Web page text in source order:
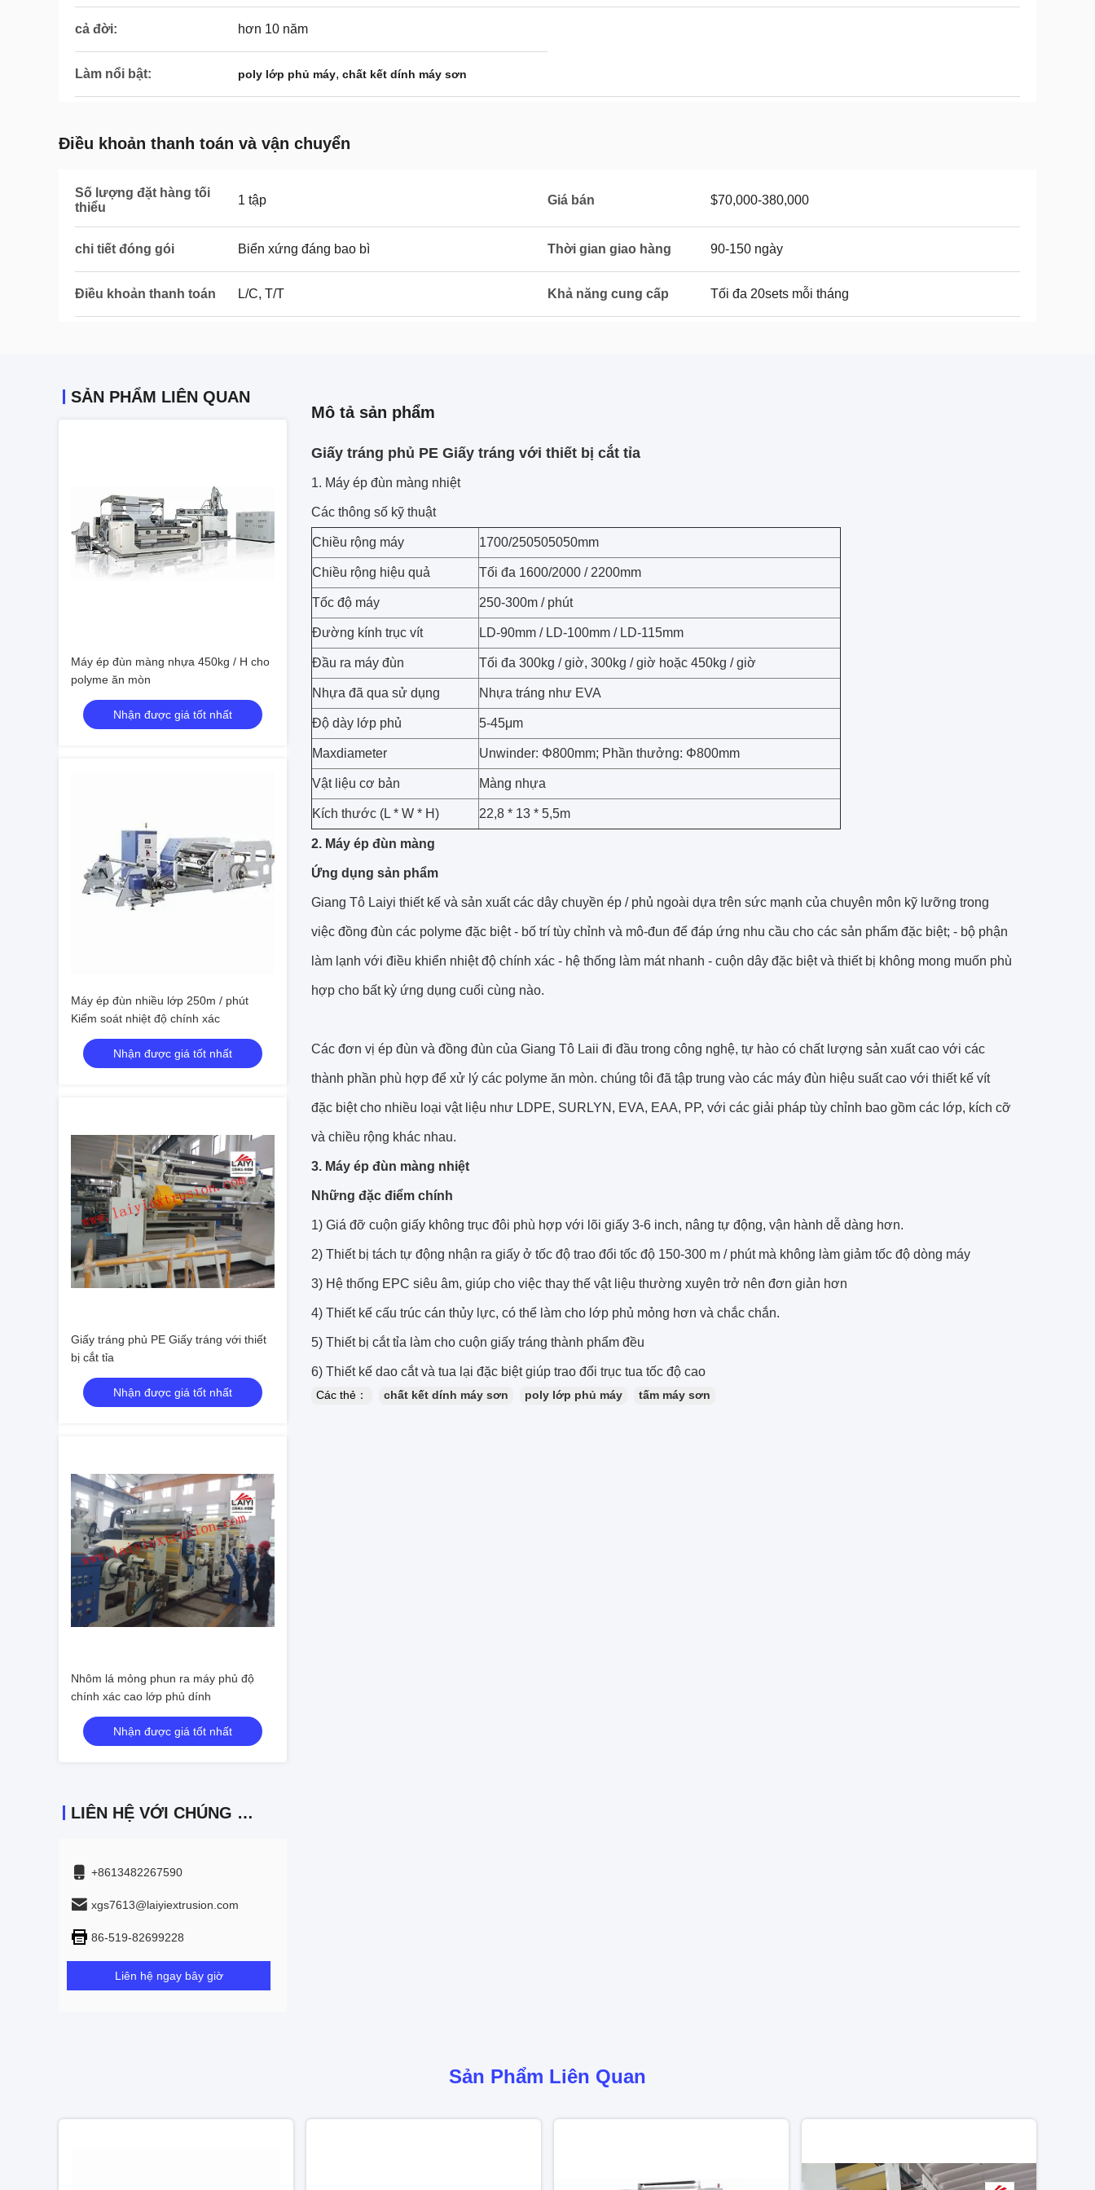
cả đời: hơn 10 năm
Làm nổi bật: poly lớp phủ máy, chất kết dính máy sơn
Điều khoản thanh toán và vận chuyển
Số lượng đặt hàng tối
thiểu
1 tập Giá bán $70,000-380,000
chi tiết đóng gói Biển xứng đáng bao bì Thời gian giao hàng 90-150 ngày
Điều khoản thanh toán L/C, T/T Khả năng cung cấp Tối đa 20sets mỗi tháng
SẢN PHẨM LIÊN QUAN
Máy ép đùn màng nhựa 450kg / H cho
polyme ăn mòn
Nhận được giá tốt nhất
Máy ép đùn nhiều lớp 250m / phút
Kiểm soát nhiệt độ chính xác
Nhận được giá tốt nhất
Giấy tráng phủ PE Giấy tráng với thiết
bị cắt tỉa
Nhận được giá tốt nhất
Nhôm lá mỏng phun ra máy phủ độ
chính xác cao lớp phủ dính
Nhận được giá tốt nhất
LIÊN HỆ VỚI CHÚNG TÔI
+8613482267590
xgs7613@laiyiextrusion.com
86-519-82699228
Liên hệ ngay bây giờ
Mô tả sản phẩm
Giấy tráng phủ PE Giấy tráng với thiết bị cắt tỉa
1. Máy ép đùn màng nhiệt
Các thông số kỹ thuật
Chiều rộng máy 1700/250505050mm
Chiều rộng hiệu quả Tối đa 1600/2000 / 2200mm
Tốc độ máy 250-300m / phút
Đường kính trục vít LD-90mm / LD-100mm / LD-115mm
Đầu ra máy đùn Tối đa 300kg / giờ, 300kg / giờ hoặc 450kg / giờ
Nhựa đã qua sử dụng Nhựa tráng như EVA
Độ dày lớp phủ 5-45μm
Maxdiameter Unwinder: Φ800mm; Phần thưởng: Φ800mm
Vật liệu cơ bản Màng nhựa
Kích thước (L * W * H) 22,8 * 13 * 5,5m
2. Máy ép đùn màng
Ứng dụng sản phẩm
Giang Tô Laiyi thiết kế và sản xuất các dây chuyền ép / phủ ngoài dựa trên sức mạnh của chuyên môn kỹ lưỡng trong
việc đồng đùn các polyme đặc biệt - bố trí tùy chỉnh và mô-đun để đáp ứng nhu cầu cho các sản phẩm đặc biệt; - bộ phận
làm lạnh với điều khiển nhiệt độ chính xác - hệ thống làm mát nhanh - cuộn dây đặc biệt và thiết bị không mong muốn phù
hợp cho bất kỳ ứng dụng cuối cùng nào.
Các đơn vị ép đùn và đồng đùn của Giang Tô Laii đi đầu trong công nghệ, tự hào có chất lượng sản xuất cao với các
thành phần phù hợp để xử lý các polyme ăn mòn. chúng tôi đã tập trung vào các máy đùn hiệu suất cao với thiết kế vít
đặc biệt cho nhiều loại vật liệu như LDPE, SURLYN, EVA, EAA, PP, với các giải pháp tùy chỉnh bao gồm các lớp, kích cỡ
và chiều rộng khác nhau.
3. Máy ép đùn màng nhiệt
Những đặc điểm chính
1) Giá đỡ cuộn giấy không trục đôi phù hợp với lõi giấy 3-6 inch, nâng tự động, vận hành dễ dàng hơn.
2) Thiết bị tách tự động nhận ra giấy ở tốc độ trao đổi tốc độ 150-300 m / phút mà không làm giảm tốc độ dòng máy
3) Hệ thống EPC siêu âm, giúp cho việc thay thế vật liệu thường xuyên trở nên đơn giản hơn
4) Thiết kế cấu trúc cán thủy lực, có thể làm cho lớp phủ mỏng hơn và chắc chắn.
5) Thiết bị cắt tỉa làm cho cuộn giấy tráng thành phẩm đều
6) Thiết kế dao cắt và tua lại đặc biệt giúp trao đổi trục tua tốc độ cao
Các thẻ： chất kết dính máy sơn poly lớp phủ máy tấm máy sơn
Sản Phẩm Liên Quan